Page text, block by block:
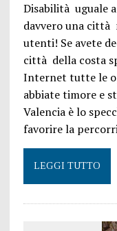
Disabilità uguale
davvero una città
utenti! Se avete
città della costa
Internet tutte le
abbiate timore e
Valencia è lo
favorire la
LEGGI TUTTO